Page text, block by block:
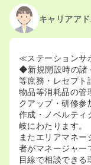
キャリアア
≪ステーションサ
◆新規開設時の諸
等庶務・レセプト
物品等消耗品の管
クアップ・研修参
作成・ノベルティ
岐にわたります。
またエリアマネ
者がマネージャー
目線で相談でき